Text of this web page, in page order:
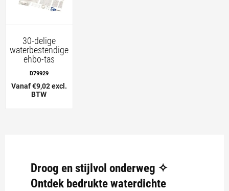
30-delige
waterbestendige
ehbo-tas
D79929
Vanaf €9,02 excl.
BTW
Droog en stijlvol onderweg ✧
Ontdek bedrukte waterdichte